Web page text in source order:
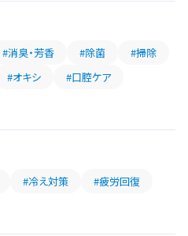
#消臭・芳香 #除菌
#掃除
#オキシ
#口腔ケア
#冷え対策
#疲労回復